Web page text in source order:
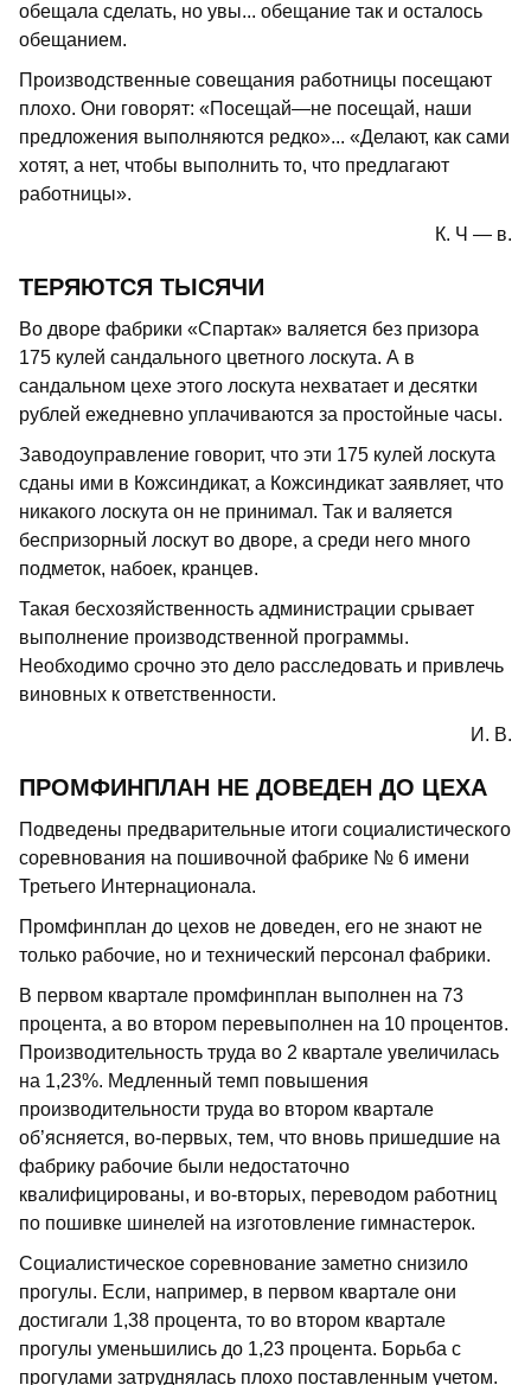
обещала сделать, но увы... обещание так и осталось
обещанием.
Производственные совещания работницы посещают
плохо. Они говорят: «Посещай—не посещай, наши
предложения выполняются редко»... «Делают, как сами
хотят, а нет, чтобы выполнить то, что предлагают
работницы».
К. Ч — в.
ТЕРЯЮТСЯ ТЫСЯЧИ
Во дворе фабрики «Спартак» валяется без призора
175 кулей сандального цветного лоскута. А в
сандальном цехе этого лоскута нехватает и десятки
рублей ежедневно уплачиваются за простойные часы.
Заводоуправление говорит, что эти 175 кулей лоскута
сданы ими в Кожсиндикат, а Кожсиндикат заявляет, что
никакого лоскута он не принимал. Так и валяется
беспризорный лоскут во дворе, а среди него много
подметок, набоек, кранцев.
Такая бесхозяйственность администрации срывает
выполнение производственной программы.
Необходимо срочно это дело расследовать и привлечь
виновных к ответственности.
И. В.
ПРОМФИНПЛАН НЕ ДОВЕДЕН ДО ЦЕХА
Подведены предварительные итоги социалистического
соревнования на пошивочной фабрике № 6 имени
Третьего Интернационала.
Промфинплан до цехов не доведен, его не знают не
только рабочие, но и технический персонал фабрики.
В первом квартале промфинплан выполнен на 73
процента, а во втором перевыполнен на 10 процентов.
Производительность труда во 2 квартале увеличилась
на 1,23%. Медленный темп повышения
производительности труда во втором квартале
об’ясняется, во-первых, тем, что вновь пришедшие на
фабрику рабочие были недостаточно
квалифицированы, и во-вторых, переводом работниц
по пошивке шинелей на изготовление гимнастерок.
Социалистическое соревнование заметно снизило
прогулы. Если, например, в первом квартале они
достигали 1,38 процента, то во втором квартале
прогулы уменьшились до 1,23 процента. Борьба с
прогулами затруднялась плохо поставленным учетом.